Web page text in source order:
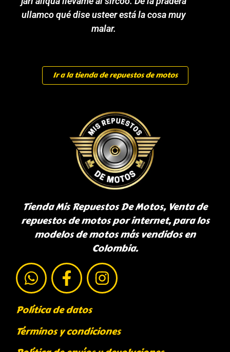
ullamco qué dise usteer está la cosa muy
malar.
Ir a la tienda de repuestos de motos
Tienda Mis Repuestos De Motos, Venta de
repuestos de motos por internet, para los
modelos de motos más vendidos en
Colombia.
Política de datos
Términos y condiciones